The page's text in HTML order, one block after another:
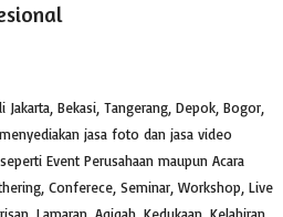
Bekasi, Tangerang, Depok, Bogor,
jasa foto dan jasa video
Event Perusahaan maupun Acara
Conferece, Seminar, Workshop, Live